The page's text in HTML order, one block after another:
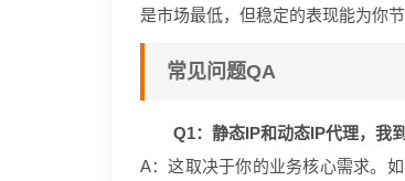
是市场最低，但稳定的表现能为你
常见问题QA
Q1：静态IP和动态IP代理，我
A：这取决于你的业务核心需求。